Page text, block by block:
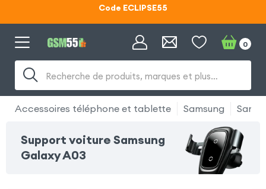
Code ECLIPSE55
Recherche de produits, marques et plus…
0
Accessoires téléphone et tablette Samsung
Support voiture Samsung
Galaxy A03